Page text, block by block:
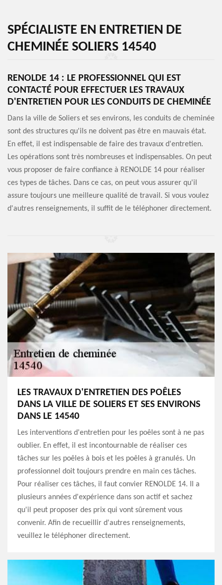
SPÉCIALISTE EN ENTRETIEN DE
CHEMINÉE SOLIERS 14540
RENOLDE 14 : LE PROFESSIONNEL QUI EST
CONTACTÉ POUR EFFECTUER LES TRAVAUX
D'ENTRETIEN POUR LES CONDUITS DE CHEMINÉE
Dans la ville de Soliers et ses environs, les conduits de cheminée
sont des structures qu'ils ne doivent pas être en mauvais état.
En effet, il est indispensable de faire des travaux d'entretien.
Les opérations sont très nombreuses et indispensables. On peut
vous proposer de faire confiance à RENOLDE 14 pour réaliser
ces types de tâches. Dans ce cas, on peut vous assurer qu'il
assure toujours une meilleure qualité de travail. Si vous voulez
d'autres renseignements, il suffit de le téléphoner directement.
LES TRAVAUX D'ENTRETIEN DES POÊLES
DANS LA VILLE DE SOLIERS ET SES ENVIRONS
DANS LE 14540
Les interventions d'entretien pour les poêles sont à ne pas
oublier. En effet, il est incontournable de réaliser ces
tâches sur les poêles à bois et les poêles à granulés. Un
professionnel doit toujours prendre en main ces tâches.
Pour réaliser ces tâches, il faut convier RENOLDE 14. Il a
plusieurs années d'expérience dans son actif et sachez
qu'il peut proposer des prix qui vont sûrement vous
convenir. Afin de recueillir d'autres renseignements,
veuillez le téléphoner directement.